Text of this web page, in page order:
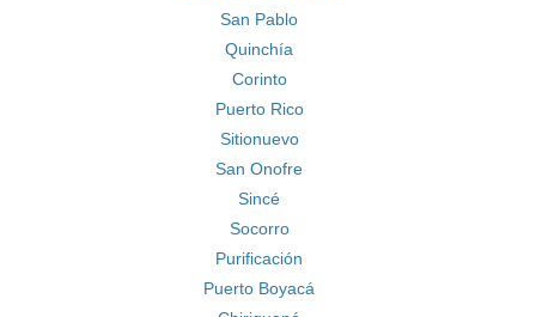
San Pablo
Quinchía
Corinto
Puerto Rico
Sitionuevo
San Onofre
Sincé
Socorro
Purificación
Puerto Boyacá